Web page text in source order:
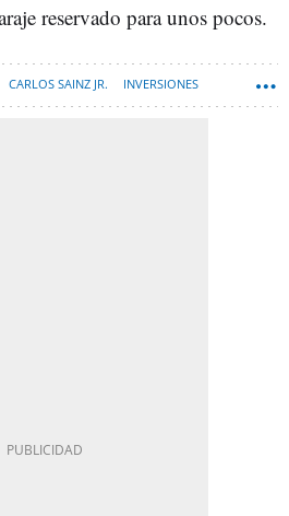
reservado para unos pocos.
CARLOS SAINZ JR. INVERSIONES